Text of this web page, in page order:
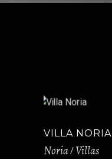
VILLA NORIA
Noria Villas